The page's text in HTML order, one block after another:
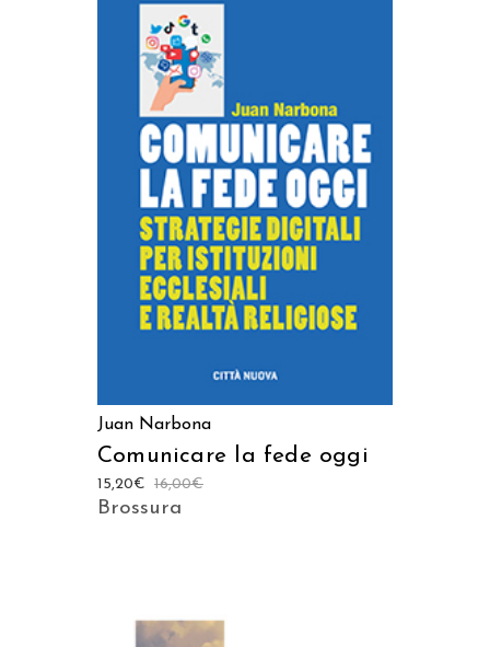
AGGIUNGI AL CARRELLO
Juan Narbona
Comunicare la fede oggi
16,00€
15,20€
Brossura